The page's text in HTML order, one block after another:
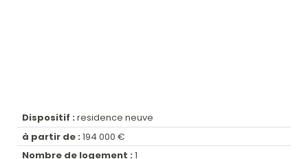
Dispositif : residence neuve
à partir de : 194 000 €
Nombre de logement : 1